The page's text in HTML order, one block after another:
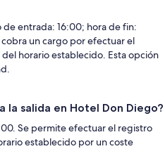
entrada: 16:00; hora de fin:
un cargo por efectuar el
horario establecido. Esta opción
la salida en Hotel Don Diego?
Se permite efectuar el registro
establecido por un coste